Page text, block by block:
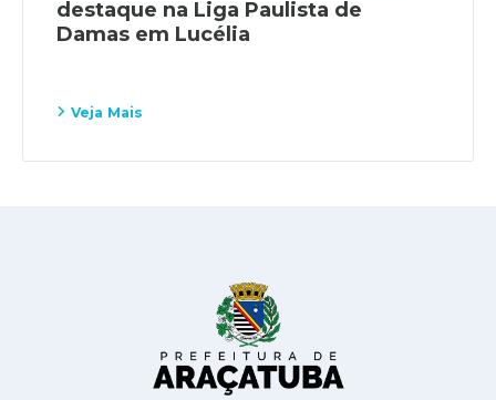
destaque na Liga Paulista de
Damas em Lucélia
Veja Mais